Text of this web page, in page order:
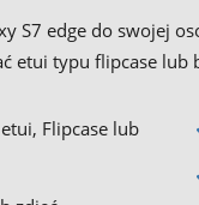
S7 edge do swojej
etui typu flipcase lub
Flipcase lub